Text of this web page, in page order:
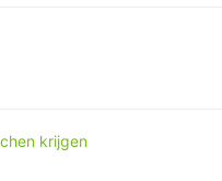
krijgen